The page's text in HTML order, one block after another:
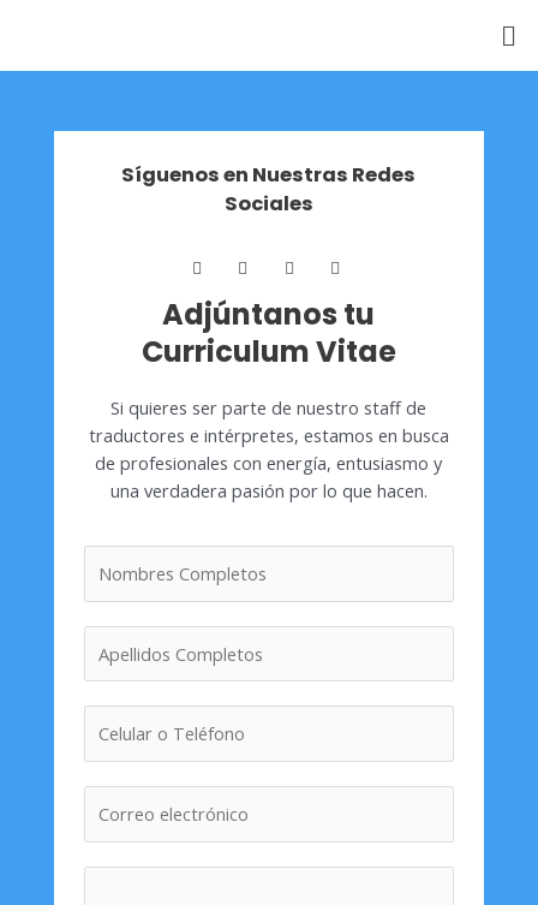
Síguenos en Nuestras Redes
Sociales
Adjúntanos tu
Curriculum Vitae
Si quieres ser parte de nuestro staff de
traductores e intérpretes, estamos en busca
de profesionales con energía, entusiasmo y
una verdadera pasión por lo que hacen.